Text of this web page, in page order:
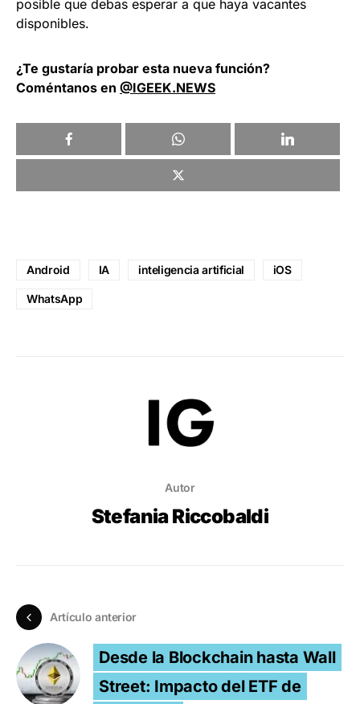
posible que debas esperar a que haya vacantes
disponibles.
¿Te gustaría probar esta nueva función?
Coméntanos en @IGEEK.NEWS
Android IA inteligencia artificial iOS
WhatsApp
Autor
Stefania Riccobaldi
Artículo anterior
Desde la Blockchain hasta Wall
Street: Impacto del ETF de